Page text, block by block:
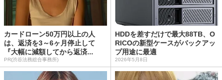
カードローン50万円以上の人
は、返済を3～6ヶ月停止して
『大幅に減額してから返済...
PR(渋谷法務総合事務所)
HDDを差すだけで最大88TB、O
RICOの新型ケースがバックアッ
プ用途に最適
2026年5月8日